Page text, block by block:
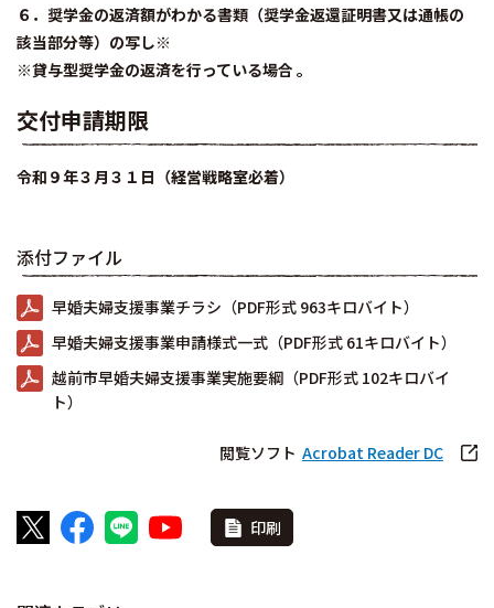
６．奨学金の返済額がわかる書類（奨学金返還証明書又は通帳の
該当部分等）の写し※
※貸与型奨学金の返済を行っている場合 。
交付申請期限
令和９年３月３１日（経営戦略室必着）
添付ファイル
早婚夫婦支援事業チラシ（PDF形式 963キロバイト）
早婚夫婦支援事業申請様式一式（PDF形式 61キロバイト）
越前市早婚夫婦支援事業実施要綱（PDF形式 102キロバイ
ト）
閲覧ソフト Acrobat Reader DC
印刷